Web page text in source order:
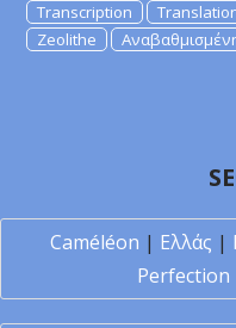
Transcription
Zeolithe
Caméléon | Ελλάς |
Perfection